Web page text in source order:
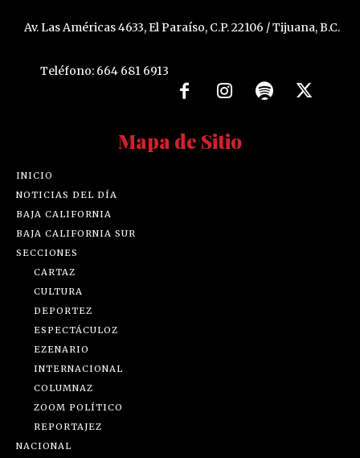
Av. Las Américas 4633, El Paraíso, C.P. 22106 / Tijuana, B.C.
Teléfono: 664 681 6913
Mapa de Sitio
INICIO
NOTICIAS DEL DÍA
BAJA CALIFORNIA
BAJA CALIFORNIA SUR
SECCIONES
CARTAZ
CULTURA
DEPORTEZ
ESPECTÁCULOZ
EZENARIO
INTERNACIONAL
COLUMNAZ
ZOOM POLÍTICO
REPORTAJEZ
NACIONAL